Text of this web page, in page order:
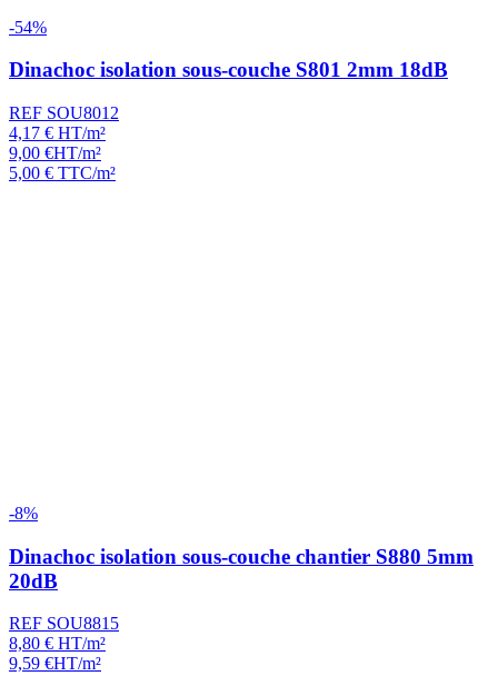
-54%
Dinachoc isolation sous-couche S801 2mm 18dB
REF SOU8012
4,17 € HT/m²
9,00 €HT/m²
5,00 € TTC/m²
-8%
Dinachoc isolation sous-couche chantier S880 5mm
20dB
REF SOU8815
8,80 € HT/m²
9,59 €HT/m²